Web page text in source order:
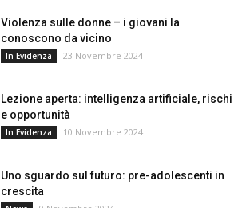
Violenza sulle donne – i giovani la
conoscono da vicino
In Evidenza 23 Novembre 2024
Lezione aperta: intelligenza artificiale, rischi
e opportunità
In Evidenza 10 Novembre 2024
Uno sguardo sul futuro: pre-adolescenti in
crescita